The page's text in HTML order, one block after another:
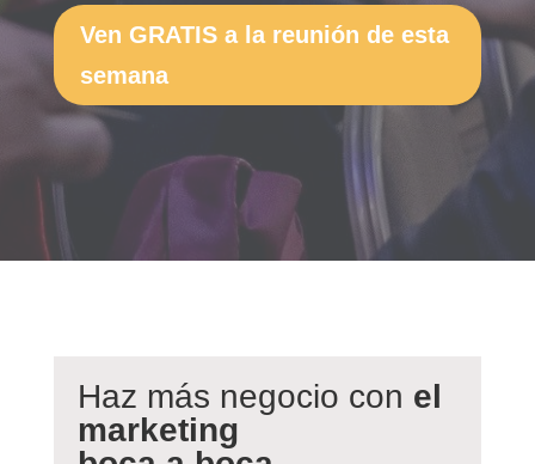
Ven GRATIS a la reunión de esta
semana
Haz más negocio con el
marketing